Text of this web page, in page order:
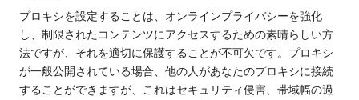
プロキシを設定することは、オンラインプライバシーを強化
し、制限されたコンテンツにアクセスするための素晴らしい方
法ですが、それを適切に保護することが不可欠です。プロキシ
が一般公開されている場合、他の人があなたのプロキシに接続
することができますが、これはセキュリティ侵害、帯域幅の過